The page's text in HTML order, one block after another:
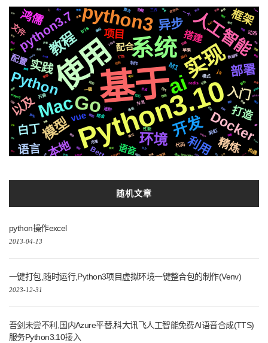
基于
使用
Python3.10
系统
ai
实现
Go
python3
Mac
人工智能
开发
环境
教程
Python
模型 Docker
异步
部署
python3.7
实践
入门
以及
利用
本地
白丁
鸿儒
精炼
语言
框架
项目
打造
搭建
配合
语音
vue
配置
文件
Bert
M1
js
Iris
彩虹
代码
动态
构建
制作
一个
并且
TTS
一键
进阶
redis
结合
苹果
性能
模式
开源
克隆
协程
api
三方
数据库
整合
生成
结构
运行
自动化
音色
响应
ffmpeg
原生
芯片
前后
检测
编辑器
基础
2020
微软
国内
后端
Whisper 深度
记录
编程
Selenium
通过
新版
svg
可用
声音
机制
社交
数据
centos
推送
需要
格式
字幕
变量
推荐
celery
场景
阻塞
镜像
Apple
各种
存储
Silicon
遇到
统一
CSS3
github
切换
动画
爬虫
属于
情况
协议
io
聊天
合成
页面
https
简历
快速
布局
识别
集群
流程
迁移 播放
进化
在线
技巧
定时
原理
云端
函数 语法
EP01
AppleSilicon
红袖添香
随机文章
python操作excel
2013-04-13
一键打包,随时运行,Python3项目虚拟环境一键整合包的制作(Venv)
2023-12-31
吾剑未尝不利,国内Azure平替,科大讯飞人工智能免费AI语音合成(TTS)
服务Python3.10接入